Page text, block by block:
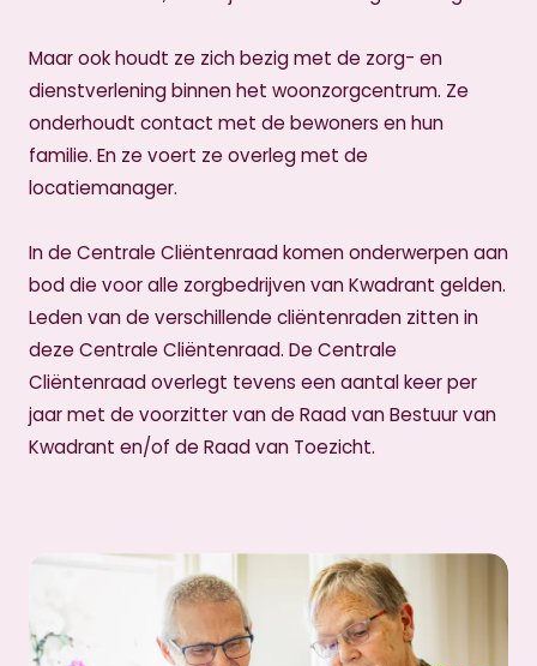
Maar ook houdt ze zich bezig met de zorg- en
dienstverlening binnen het woonzorgcentrum. Ze
onderhoudt contact met de bewoners en hun
familie. En ze voert ze overleg met de
locatiemanager.
In de Centrale Cliëntenraad komen onderwerpen aan
bod die voor alle zorgbedrijven van Kwadrant gelden.
Leden van de verschillende cliëntenraden zitten in
deze Centrale Cliëntenraad. De Centrale
Cliëntenraad overlegt tevens een aantal keer per
jaar met de voorzitter van de Raad van Bestuur van
Kwadrant en/of de Raad van Toezicht.